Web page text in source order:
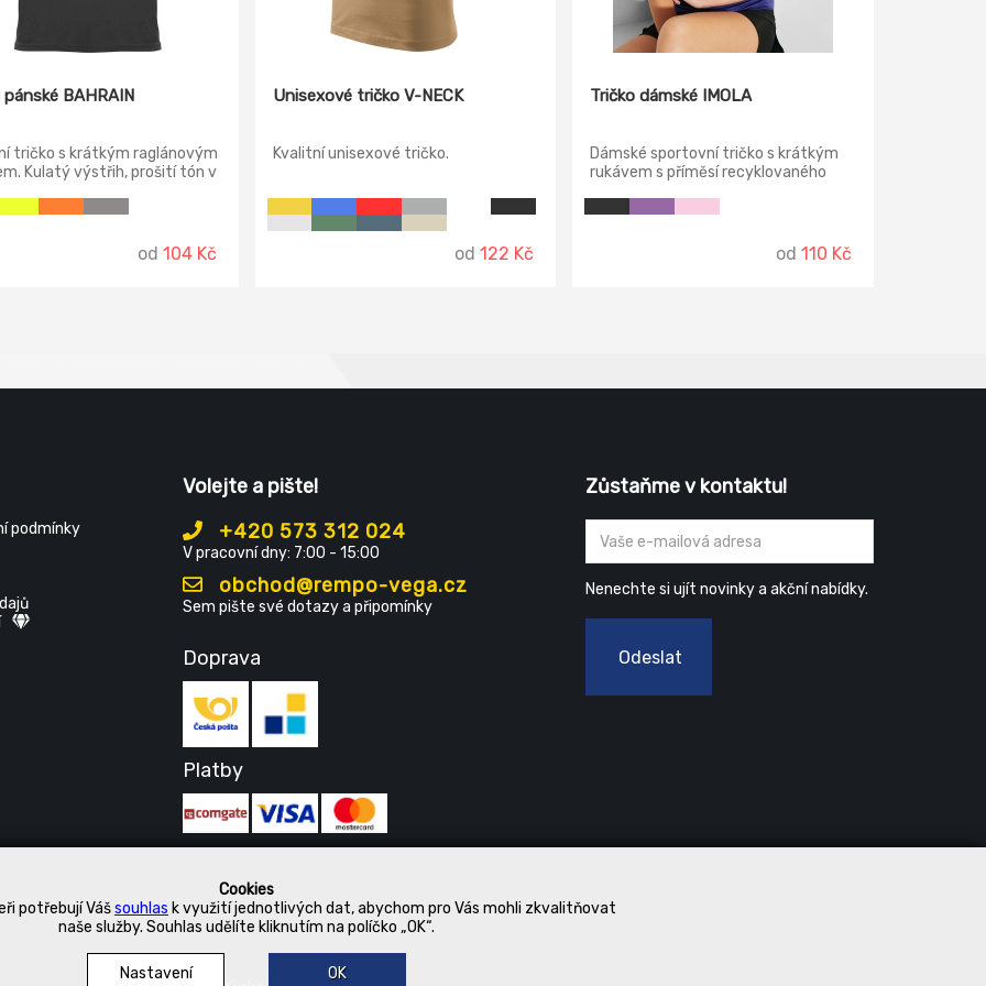
Cookies
potřebují Vášsouhlas k využití jednotlivých dat, abychom pro Vás mohli zkvalitňovat
naše služby. Souhlas udělíte kliknutím na políčko „OK“.
Nastavení OK
pánské BAHRAIN
tričko s krátkým raglánovým
Kulatý výstřih, prošití tón v
od 104 Kč
Unisexové tričko V-NECK
Kvalitní unisexové tričko.
od122 Kč
Tričko dámské IMOLA
Dámské sportovní tričko s krátkým
rukávem s příměsí recyklovaného
od 110 Kč
podmínky
Volejte a pište!
+420 573 312 024
V pracovní dny: 7:00 - 15:00
obchod@rempo-vega.cz
Sem pište své dotazy a připomínky
Doprava
Platby
Zůstaňme v kontaktu!
Nenechte si ujít novinky a akční nabídky.
Odeslat